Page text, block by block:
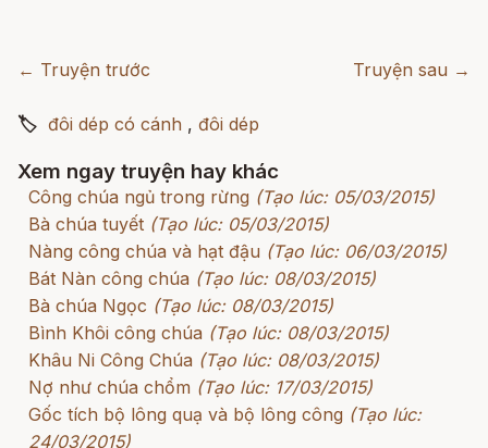
← Truyện trước Truyện sau →
🏷 đôi dép có cánh , đôi dép
Xem ngay truyện hay khác
Công chúa ngủ trong rừng (Tạo lúc: 05/03/2015)
Bà chúa tuyết (Tạo lúc: 05/03/2015)
Nàng công chúa và hạt đậu (Tạo lúc: 06/03/2015)
Bát Nàn công chúa (Tạo lúc: 08/03/2015)
Bà chúa Ngọc (Tạo lúc: 08/03/2015)
Bình Khôi công chúa (Tạo lúc: 08/03/2015)
Khâu Ni Công Chúa (Tạo lúc: 08/03/2015)
Nợ như chúa chổm (Tạo lúc: 17/03/2015)
Gốc tích bộ lông quạ và bộ lông công (Tạo lúc:
24/03/2015)